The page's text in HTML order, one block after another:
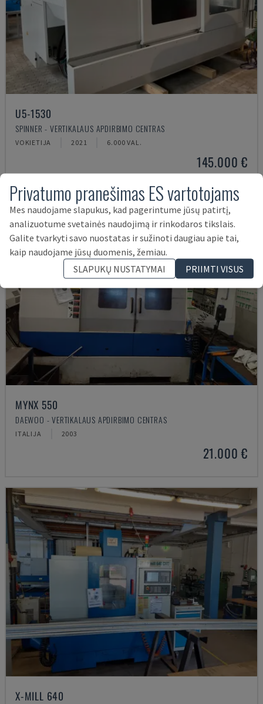
U5-1530
SPINNER - VERTIKALAUS APDIRBIMO CENTRAS
VOKIETIJA 2021 6.000 VAL.
145.000 €
MYNX 550
DAEWOO - VERTIKALAUS APDIRBIMO CENTRAS
ITALIJA 2003
21.000 €
X-MILL 640
Privatumo pranešimas ES vartotojams
Mes naudojame slapukus, kad pagerintume jūsų patirtį,
analizuotume svetainės naudojimą ir rinkodaros tikslais.
Galite tvarkyti savo nuostatas ir sužinoti daugiau apie tai,
kaip naudojame jūsų duomenis, žemiau.
SLAPUKŲ NUSTATYMAI
PRIIMTI VISUS